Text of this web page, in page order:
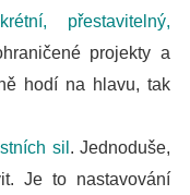
přestavitelný,
projekty a
hodí na hlavu, tak
sil . Jednoduše,
Je to nastavování